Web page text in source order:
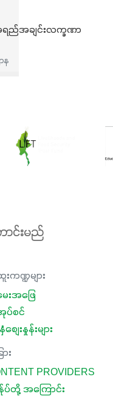
ရည်အချင်းလက္ခဏာ
န
ာင်းမည်
ကဏ္ဍများ
းအဖြေ
ပ်စင်
ျေးနှုန်းများ
း
PROVIDERS
ပ်တို့ အကြောင်း